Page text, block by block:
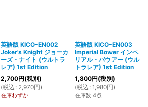
英語版 KICO-EN002
Joker's Knight ジョーカ
ーズ・ナイト (ウルトラ
レア) 1st Edition
2,700円(税別)
(税込 : 2,970円)
在庫わずか
英語版 KICO-EN003
Imperial Bower インペ
リアル・バウアー (ウル
トラレア) 1st Edition
1,800円(税別)
(税込 : 1,980円)
在庫数 4点